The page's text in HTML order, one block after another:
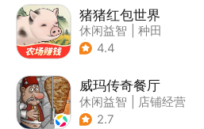
猪猪红包世界
休闲益智
种田
| 田园生活
4.4
威玛传奇餐厅
休闲益智
店铺经营
| 美食
2.7